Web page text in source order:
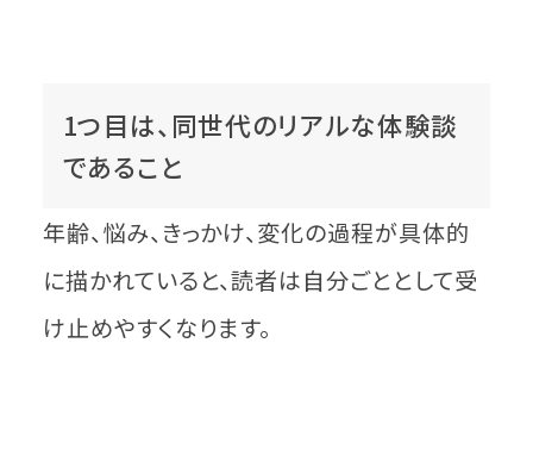
1つ目は、同世代のリアルな体験談
であること
年齢、悩み、きっかけ、変化の過程が具体的
に描かれていると、読者は自分ごととして受
け止めやすくなります。